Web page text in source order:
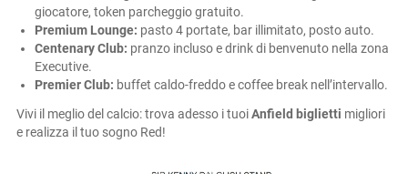
giocatore, token parcheggio gratuito.
Premium Lounge: pasto 4 portate, bar illimitato, posto auto.
Centenary Club: pranzo incluso e drink di benvenuto nella zona
Executive.
Premier Club: buffet caldo-freddo e coffee break nell’intervallo.
Vivi il meglio del calcio: trova adesso i tuoiAnfield biglietti migliori
e realizza il tuo sogno Red!